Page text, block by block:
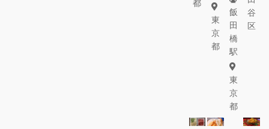
東
京
都
飯
田
橋
駅
東
京
都
谷
区